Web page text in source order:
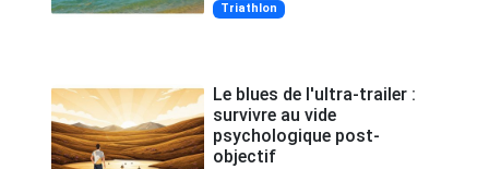
Triathlon
Le blues de l'ultra-trailer :
survivre au vide
psychologique post-
objectif